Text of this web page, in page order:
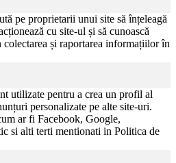
pe proprietarii unui site să înțeleagă
cu site-ul și să cunoască
și raportarea informațiilor în
utilizate pentru a crea un profil al
personalizate pe alte site-uri.
ar fi Facebook, Google,
si alti terti mentionati in Politica de